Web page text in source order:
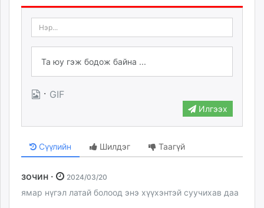
· GIF
Илгээх
Сүүлийн Шилдэг Таагүй
зочин · 2024/03/20
ямар нүгэл латай болоод энэ хүүхэнтэй суучихав даа